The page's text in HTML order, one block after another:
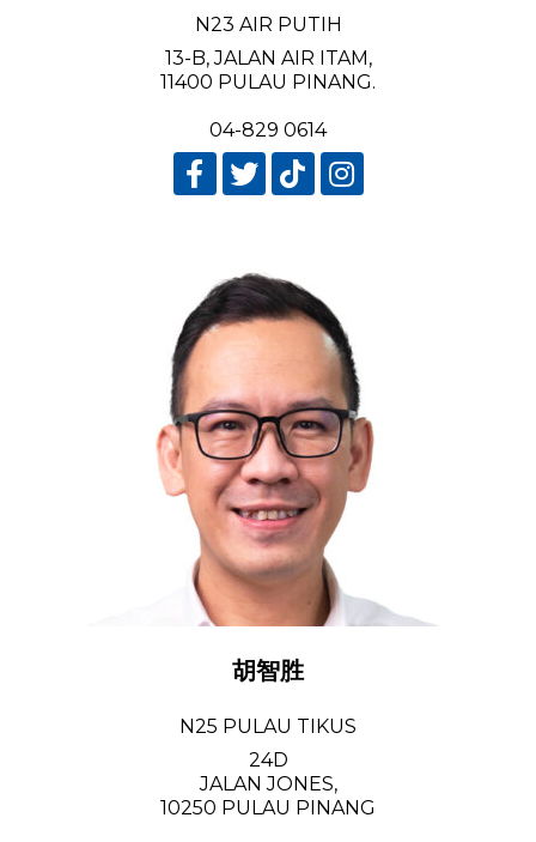
N23 AIR PUTIH
13-B, JALAN AIR ITAM,
11400 PULAU PINANG.
04-829 0614
胡智胜
N25 PULAU TIKUS
24D
JALAN JONES,
10250 PULAU PINANG